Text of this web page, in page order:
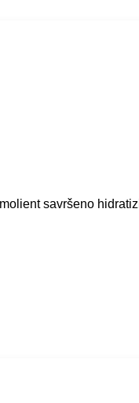
savršeno